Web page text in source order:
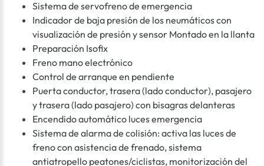
Sistema de servofreno de emergencia
Indicador de baja presión de los neumáticos con
visualización de presión y sensor Montado en la llanta
Preparación Isofix
Freno mano electrónico
Control de arranque en pendiente
Puerta conductor, trasera (lado conductor), pasajero
y trasera (lado pasajero) con bisagras delanteras
Encendido automático luces emergencia
Sistema de alarma de colisión: activa las luces de
freno con asistencia de frenado, sistema
antiatropello peatones/ciclistas, monitorización del